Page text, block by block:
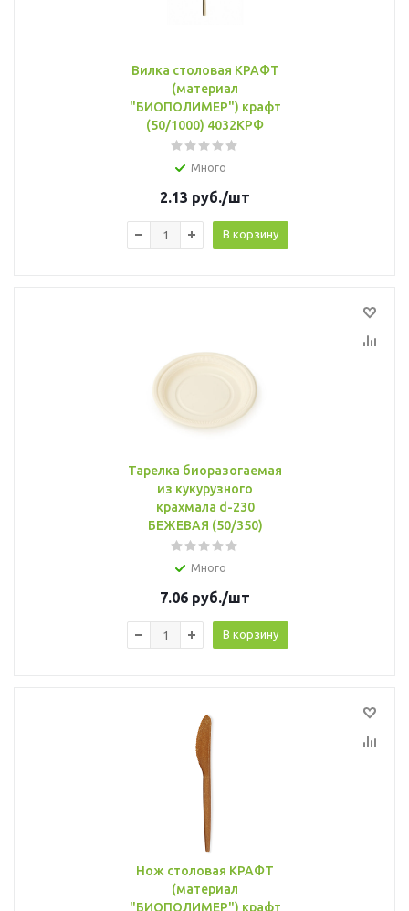
Вилка столовая КРАФТ
(материал
"БИОПОЛИМЕР") крафт
(50/1000) 4032КРФ
Много
2.13 руб./шт
В корзину
Тарелка биоразогаемая
из кукурузного
крахмала d-230
БЕЖЕВАЯ (50/350)
Много
7.06 руб./шт
В корзину
Нож столовая КРАФТ
(материал
"БИОПОЛИМЕР") крафт